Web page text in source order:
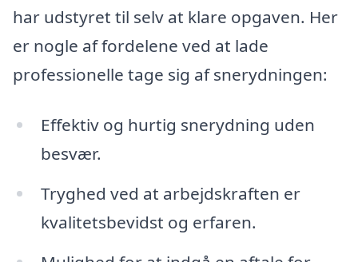
har udstyret til selv at klare opgaven. Her
er nogle af fordelene ved at lade
professionelle tage sig af snerydningen:
Effektiv og hurtig snerydning uden
besvær.
Tryghed ved at arbejdskraften er
kvalitetsbevidst og erfaren.